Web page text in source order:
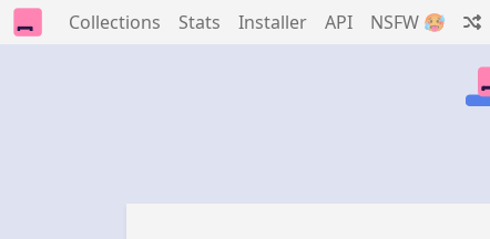
Collections Stats Installer API NSFW 🥵